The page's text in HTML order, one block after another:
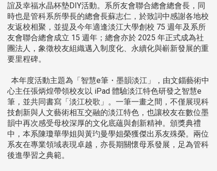
誼及幸福水晶杯墊DIY活動。系所友會聯合總會總會長，同
時也是管科系所學長的總會長蘇志仁，於致詞中感謝各地校
友返校相聚，並提及今年適逢淡江大學創校 75 週年及系所
友會聯合總會成立 15 週年；總會亦於 2025 年正式成為社
團法人，象徵校友組織邁入制度化、永續化與嶄新發展的重
要里程碑。
本年度活動主題為「智慧e筆・墨韻淡江」，由文錙藝術中
心主任張炳煌帶領校友以 iPad 體驗淡江特色研發之智慧e
筆，並共同書寫「淡江校歌」。一筆一畫之間，不僅展現科
技創新與人文藝術相互交融的淡江特色，也讓校友在數位墨
韻中再次感受母校深厚的文化底蘊與創新精神。頒獎典禮
中，本系陳瓊華學姐與黃玓曼學姐榮獲傑出系友殊榮。兩位
系友在專業領域表現卓越，亦長期關懷母系發展，足為管科
後進學習之典範。